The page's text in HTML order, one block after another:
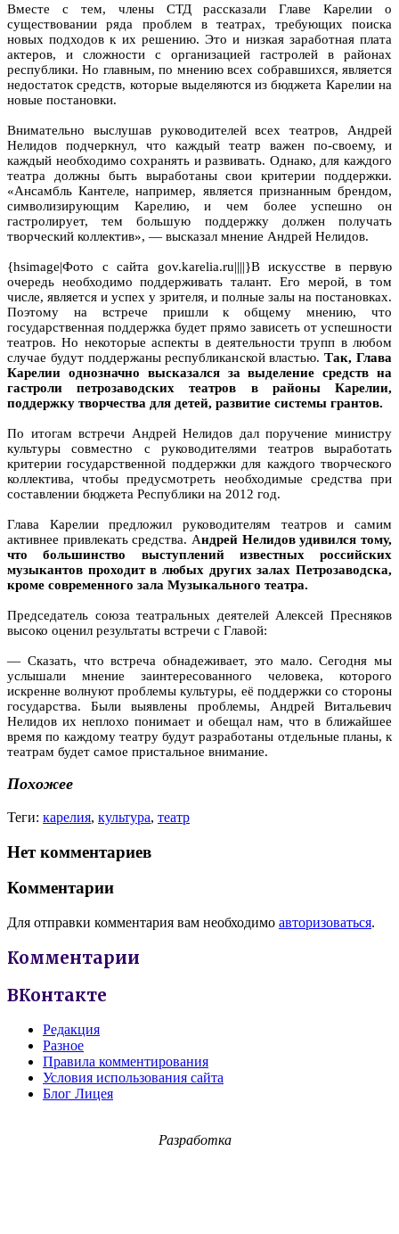
Вместе с тем, члены СТД рассказали Главе Карелии о
существовании ряда проблем в театрах, требующих поиска
новых подходов к их решению. Это и низкая заработная плата
актеров, и сложности с организацией гастролей в районах
республики. Но главным, по мнению всех собравшихся, является
недостаток средств, которые выделяются из бюджета Карелии на
новые постановки.
Внимательно выслушав руководителей всех театров, Андрей
Нелидов подчеркнул, что каждый театр важен по-своему, и
каждый необходимо сохранять и развивать. Однако, для каждого
театра должны быть выработаны свои критерии поддержки.
«Ансамбль Кантеле, например, является признанным брендом,
символизирующим Карелию, и чем более успешно он
гастролирует, тем большую поддержку должен получать
творческий коллектив», — высказал мнение Андрей Нелидов.
{hsimage|Фото с сайта gov.karelia.ru||||}В искусстве в первую
очередь необходимо поддерживать талант. Его мерой, в том
числе, является и успех у зрителя, и полные залы на постановках.
Поэтому на встрече пришли к общему мнению, что
государственная поддержка будет прямо зависеть от успешности
театров. Но некоторые аспекты в деятельности трупп в любом
случае будут поддержаны республиканской властью.Так, Глава
Карелии однозначно высказался за выделение средств на
гастроли петрозаводских театров в районы Карелии,
поддержку творчества для детей, развитие системы грантов.
По итогам встречи Андрей Нелидов дал поручение министру
культуры совместно с руководителями театров выработать
критерии государственной поддержки для каждого творческого
коллектива, чтобы предусмотреть необходимые средства при
составлении бюджета Республики на 2012 год.
Глава Карелии предложил руководителям театров и самим
активнее привлекать средства. Андрей Нелидов удивился тому,
что большинство выступлений известных российских
музыкантов проходит в любых других залах Петрозаводска,
кроме современного зала Музыкального театра.
Председатель союза театральных деятелей Алексей Пресняков
высоко оценил результаты встречи с Главой:
— Сказать, что встреча обнадеживает, это мало. Сегодня мы
услышали мнение заинтересованного человека, которого
искренне волнуют проблемы культуры, её поддержки со стороны
государства. Были выявлены проблемы, Андрей Витальевич
Нелидов их неплохо понимает и обещал нам, что в ближайшее
время по каждому театру будут разработаны отдельные планы, к
театрам будет самое пристальное внимание.
Похожее
Теги: карелия, культура, театр
Нет комментариев
Комментарии
Для отправки комментария вам необходимо авторизоваться.
Комментарии
ВКонтакте
Редакция
Разное
Правила комментирования
Условия использования сайта
Блог Лицея
Разработка